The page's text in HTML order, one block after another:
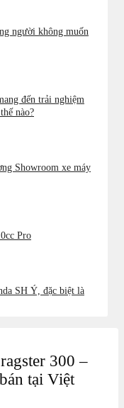
người không muốn
đến trải nghiệm
nào?
Showroom xe máy
Pro
SH Ý, đặc biệt là
300 –
tại Việt